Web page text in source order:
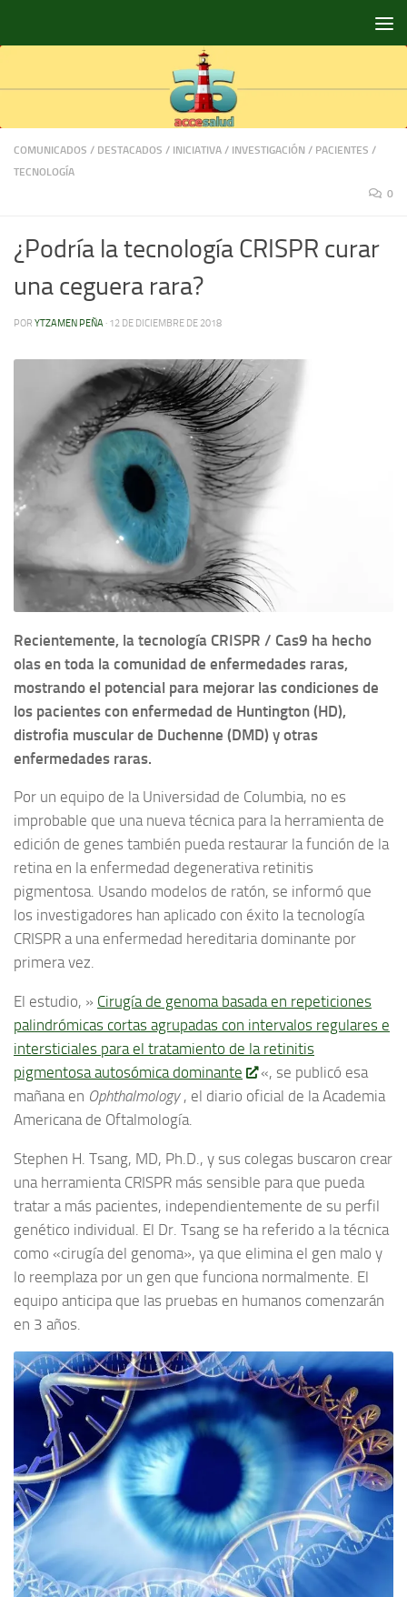
COMUNICADOS / DESTACADOS / INICIATIVA / INVESTIGACIÓN / PACIENTES /
TECNOLOGÍA
0
¿Podría la tecnología CRISPR curar
una ceguera rara?
POR YTZAMEN PEÑA · 12 DE DICIEMBRE DE 2018
Recientemente, la tecnología CRISPR / Cas9 ha hecho
olas en toda la comunidad de enfermedades raras,
mostrando el potencial para mejorar las condiciones de
los pacientes con enfermedad de Huntington (HD),
distrofia muscular de Duchenne (DMD) y otras
enfermedades raras.
Por un equipo de la Universidad de Columbia, no es
improbable que una nueva técnica para la herramienta de
edición de genes también pueda restaurar la función de la
retina en la enfermedad degenerativa retinitis
pigmentosa. Usando modelos de ratón, se informó que
los investigadores han aplicado con éxito la tecnología
CRISPR a una enfermedad hereditaria dominante por
primera vez.
El estudio, » Cirugía de genoma basada en repeticiones
palindrómicas cortas agrupadas con intervalos regulares e
intersticiales para el tratamiento de la retinitis
pigmentosa autosómica dominante
«, se publicó esa
mañana en Ophthalmology, el diario oficial de la Academia
Americana de Oftalmología.
Stephen H. Tsang, MD, Ph.D., y sus colegas buscaron crear
una herramienta CRISPR más sensible para que pueda
tratar a más pacientes, independientemente de su perfil
genético individual. El Dr. Tsang se ha referido a la técnica
como «cirugía del genoma», ya que elimina el gen malo y
lo reemplaza por un gen que funciona normalmente. El
equipo anticipa que las pruebas en humanos comenzarán
en 3 años.